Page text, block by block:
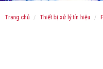
trang chủ thiết bị xử lý tín hiệu